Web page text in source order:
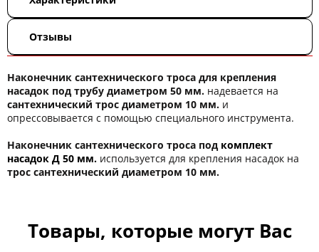
Отзывы
Наконечник сантехнического троса для крепления
насадок под трубу диаметром 50 мм. надевается на
сантехнический трос диаметром 10 мм. и
опрессовывается с помощью специального инструмента.
Наконечник сантехнического троса под комплект
насадок Д 50 мм. используется для крепления насадок на
трос сантехнический диаметром 10 мм.
Товары, которые могут Вас